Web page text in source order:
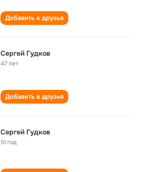
Добавить в друзья
Сергей Гудков
47 лет
Добавить в друзья
Сергей Гудков
51 год